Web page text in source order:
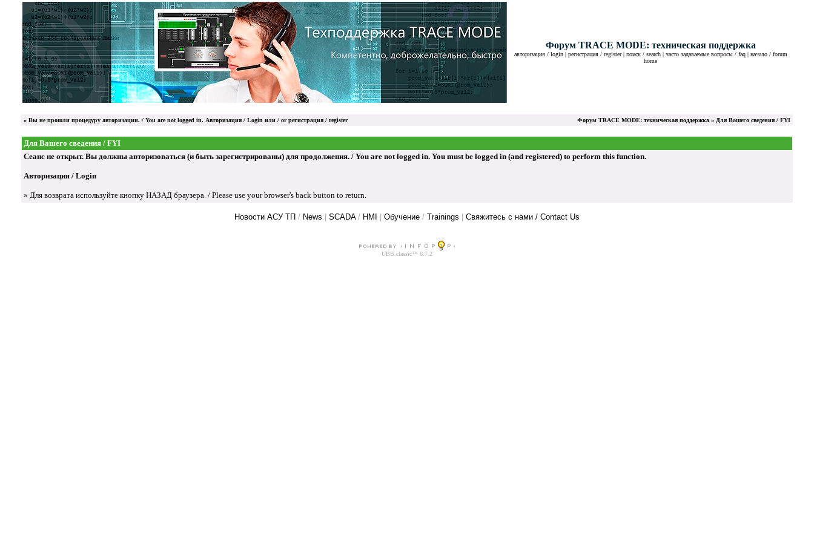
Форум TRACE MODE: техническая поддержка
авторизация / login| регистрация / register | поиск / search| часто задаваемые вопросы / faq| начало / forum
home
» Вы не прошли процедуру авторизации. / You are not logged in. Авторизация / Login или / orрегистрация / register Форум TRACE MODE: техническая поддержка » Для Вашего сведения / FYI
Для Вашего сведения / FYI
Сеанс не открыт. Вы должны авторизоваться (и быть зарегистрированы) для продолжения. / You are not logged in. You must be logged in (and registered) to perform this function.
Авторизация / Login
» Для возврата используйте кнопку НАЗАД браузера. / Please use your browser's back button to return.
Новости АСУ ТП / News SCADA/ HMI Обучение / Trainings Свяжитесь с нами / Contact Us
UBB.classic™ 6.7.2